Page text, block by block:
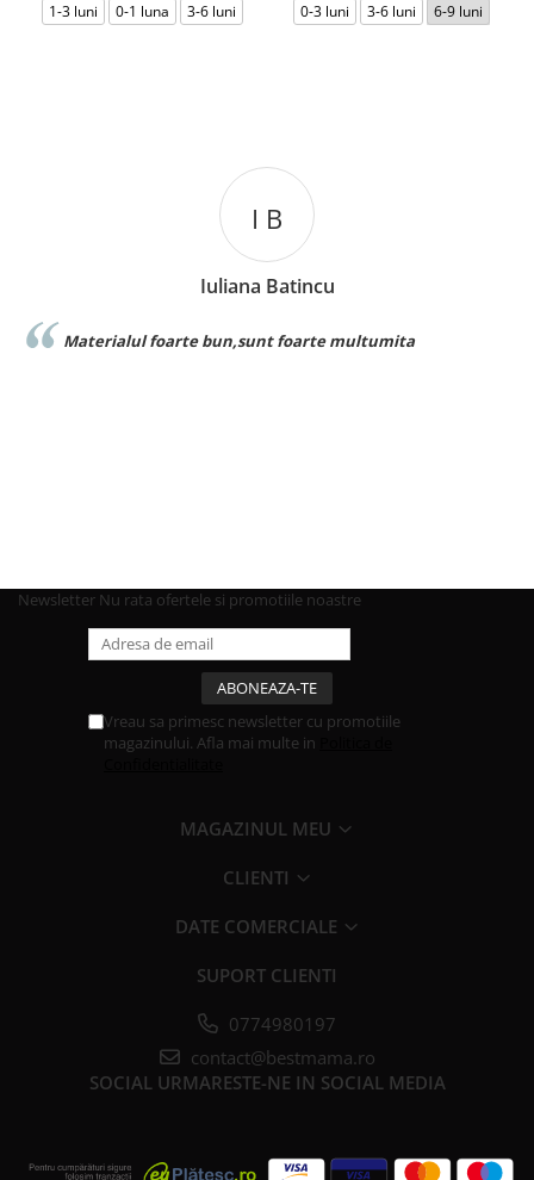
1-3 luni 0-1 luna 3-6 luni 0-3 luni 3-6 luni 6-9 luni
I B
Iuliana Batincu
Materialul foarte bun,sunt foarte multumita
Newsletter Nu rata ofertele si promotiile noastre
Vreau sa primesc newsletter cu promotiile
magazinului. Afla mai multe in
MAGAZINUL MEU
CLIENTI
DATE COMERCIALE
SUPORT CLIENTI
0774980197
contact@bestmama.ro
SOCIAL URMARESTE-NE IN SOCIAL MEDIA